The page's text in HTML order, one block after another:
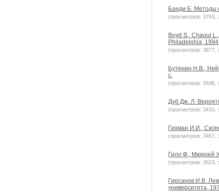
Банди Б. Методы
(просмотров: 3769,
Boyd S., Chaoui
Philadelphia,
(просмотров: 3877,
Бутенин Н.В.,
с.
(просмотров: 3448,
Дуб Дж. Л.
(просмотров: 3410,
Гихман И.И.,
(просмотров: 3457,
Гилл Ф., Мюррей
(просмотров: 3623,
Гирсанов И.В.
университета,